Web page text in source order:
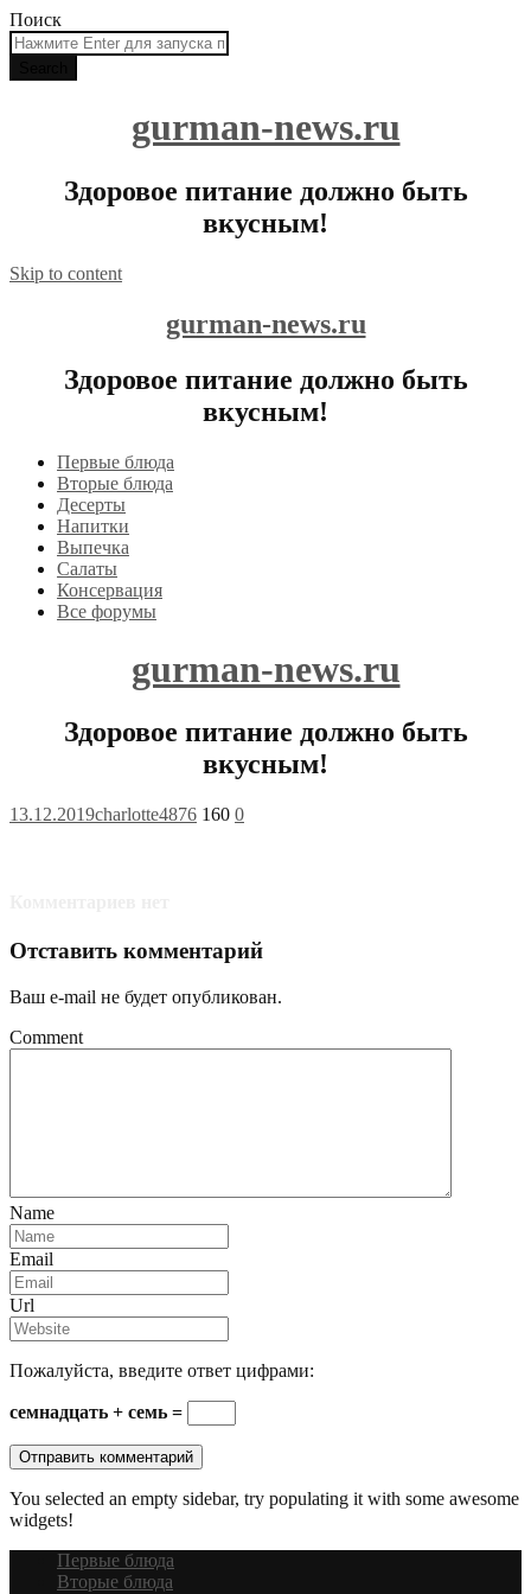
Поиск
gurman-news.ru
Здоровое питание должно быть
вкусным!
Skip to content
gurman-news.ru
Здоровое питание должно быть
вкусным!
Первые блюда
Вторые блюда
Десерты
Напитки
Выпечка
Салаты
Консервация
Все форумы
gurman-news.ru
Здоровое питание должно быть
вкусным!
13.12.2019charlotte4876 160 0
Отставить комментарий
Ваш e-mail не будет опубликован.
Comment
Name
Email
Url
Пожалуйста, введите ответ цифрами:
семнадцать + семь =
You selected an empty sidebar, try populating it with some awesome
widgets!
Первые блюда
Вторые блюда